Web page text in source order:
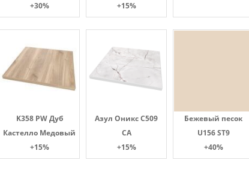
+30%
+15%
K358 PW Дуб
Кастелло Медовый
+15%
Азул Оникс С509
СА
+15%
Бежевый песок
U156 ST9
+40%